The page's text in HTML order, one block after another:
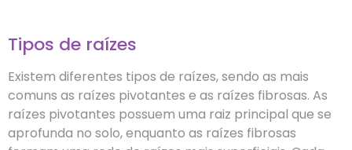
Tipos de raízes
Existem diferentes tipos de raízes, sendo as mais
comuns as raízes pivotantes e as raízes fibrosas. As
raízes pivotantes possuem uma raiz principal que se
aprofunda no solo, enquanto as raízes fibrosas